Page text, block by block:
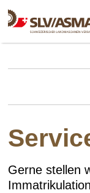
Gerne stellen